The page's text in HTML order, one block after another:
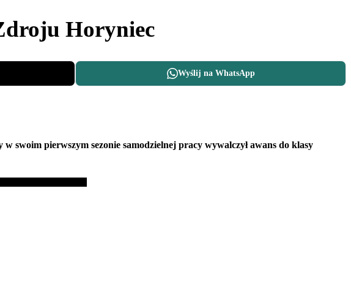
Horyniec
Wyślij na WhatsApp
swoim pierwszym sezonie samodzielnej pracy wywalczył awans do klasy